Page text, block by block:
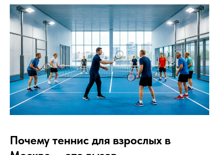
Почему теннис для взрослых в